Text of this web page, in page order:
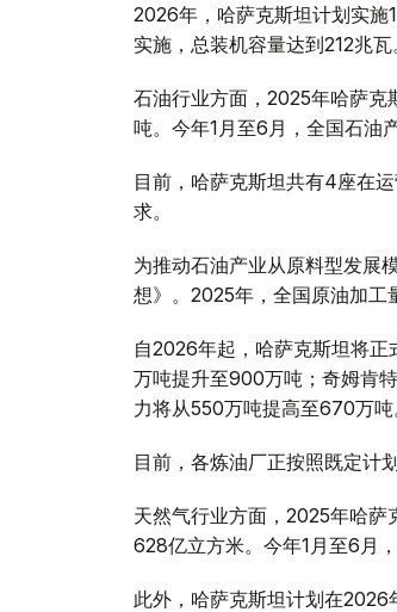
2026年，哈萨克斯坦计划实施
实施，总装机容量达到212兆瓦
石油行业方面，2025年哈萨
吨。今年1月至6月，全国石油
目前，哈萨克斯坦共有4座在
求。
为推动石油产业从原料型发展
想》。2025年，全国原油加工
自2026年起，哈萨克斯坦将
万吨提升至900万吨；奇姆肯
力将从550万吨提高至670万吨
目前，各炼油厂正按照既定计
天然气行业方面，2025年哈
628亿立方米。今年1月至6月
此外，哈萨克斯坦计划在2026